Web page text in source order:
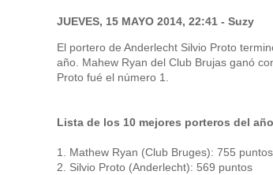
JUEVES, 15 MAYO 2014, 22:41 - Suzy
El portero de Anderlecht Silvio Proto
año. Mahew Ryan del Club Brujas ganó
Proto fué el número 1.
Lista de los 10 mejores porteros del
1. Mathew Ryan (Club Bruges): 755 puntos
2. Silvio Proto (Anderlecht): 569 puntos